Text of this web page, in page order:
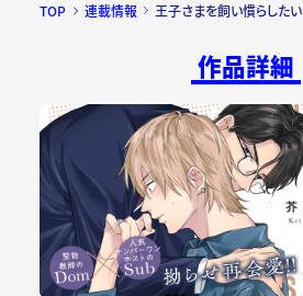
TOP 連載情報 王子さまを飼い慣らしたい
作品詳細